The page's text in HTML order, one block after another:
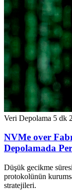
Veri Depolama 5 dk
NVMe over
Depolamada
Düşük gecikme
protokolünün
stratejileri.